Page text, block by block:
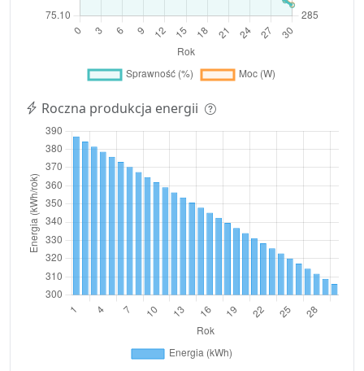
Roczna produkcja energii